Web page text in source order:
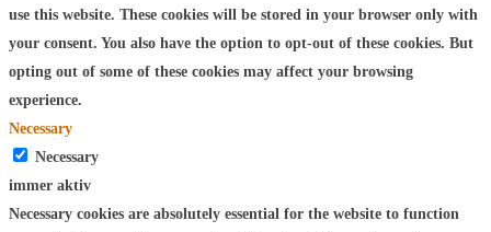
use this website. These cookies will be stored in your browser only with
your consent. You also have the option to opt-out of these cookies. But
opting out of some of these cookies may affect your browsing
experience.
Necessary
Necessary
immer aktiv
Necessary cookies are absolutely essential for the website to function